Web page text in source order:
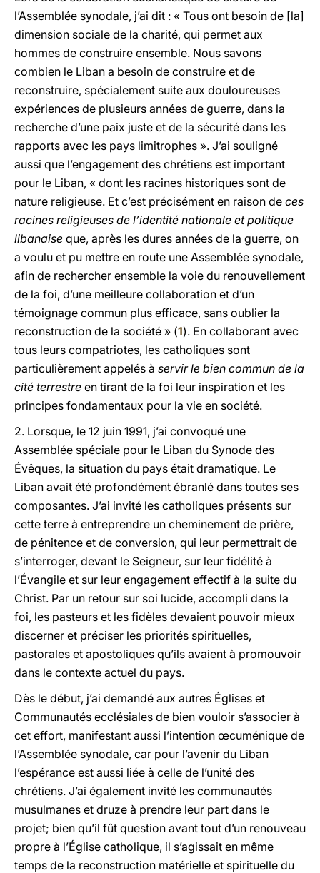
l’Assemblée synodale, j’ai dit : « Tous ont besoin de [la]
dimension sociale de la charité, qui permet aux
hommes de construire ensemble. Nous savons
combien le Liban a besoin de construire et de
reconstruire, spécialement suite aux douloureuses
expériences de plusieurs années de guerre, dans la
recherche d’une paix juste et de la sécurité dans les
rapports avec les pays limitrophes ». J’ai souligné
aussi que l’engagement des chrétiens est important
pour le Liban, « dont les racines historiques sont de
nature religieuse. Et c’est précisément en raison de ces
racines religieuses de l’identité nationale et politique
libanaise que, après les dures années de la guerre, on
a voulu et pu mettre en route une Assemblée synodale,
afin de rechercher ensemble la voie du renouvellement
de la foi, d’une meilleure collaboration et d’un
témoignage commun plus efficace, sans oublier la
reconstruction de la société » (1). En collaborant avec
tous leurs compatriotes, les catholiques sont
particulièrement appelés à servir le bien commun de la
cité terrestre en tirant de la foi leur inspiration et les
principes fondamentaux pour la vie en société.
2. Lorsque, le 12 juin 1991, j’ai convoqué une
Assemblée spéciale pour le Liban du Synode des
Évêques, la situation du pays était dramatique. Le
Liban avait été profondément ébranlé dans toutes ses
composantes. J’ai invité les catholiques présents sur
cette terre à entreprendre un cheminement de prière,
de pénitence et de conversion, qui leur permettrait de
s’interroger, devant le Seigneur, sur leur fidélité à
l’Évangile et sur leur engagement effectif à la suite du
Christ. Par un retour sur soi lucide, accompli dans la
foi, les pasteurs et les fidèles devaient pouvoir mieux
discerner et préciser les priorités spirituelles,
pastorales et apostoliques qu’ils avaient à promouvoir
dans le contexte actuel du pays.
Dès le début, j’ai demandé aux autres Églises et
Communautés ecclésiales de bien vouloir s’associer à
cet effort, manifestant aussi l’intention œcuménique de
l’Assemblée synodale, car pour l’avenir du Liban
l’espérance est aussi liée à celle de l’unité des
chrétiens. J’ai également invité les communautés
musulmanes et druze à prendre leur part dans le
projet; bien qu’il fût question avant tout d’un renouveau
propre à l’Église catholique, il s’agissait en même
temps de la reconstruction matérielle et spirituelle du